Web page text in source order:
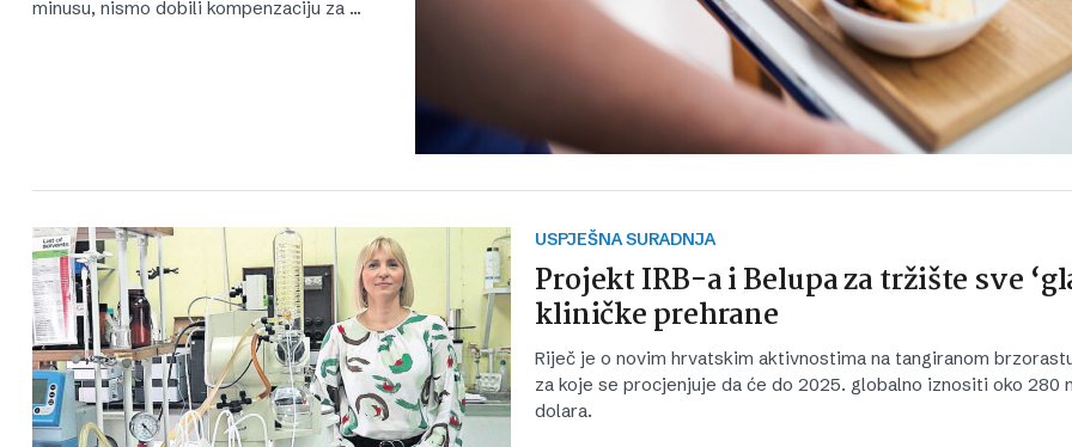
minusu, nismo dobili kompenzaciju za …
USPJEŠNA SURADNJA
Projekt IRB-a i Belupa za tržište sve
kliničke prehrane
Riječ je o novim hrvatskim aktivnostima na tangiranom
za koje se procjenjuje da će do 2025. globalno iznositi oko 280
dolara.